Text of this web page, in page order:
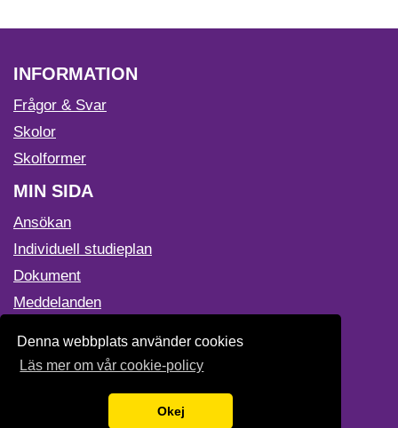
Denna webbplats använder cookies
Läs mer om vår cookie-policy
Okej
INFORMATION
Frågor & Svar
Skolor
Skolformer
MIN SIDA
Ansökan
Individuell studieplan
Dokument
Meddelanden
OM WEBBPLATSEN
Tillgänglighetsredogörelse